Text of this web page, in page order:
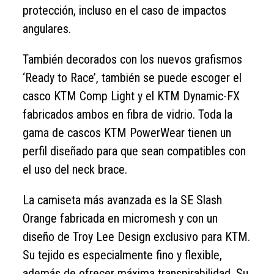
protección, incluso en el caso de impactos
angulares.
También decorados con los nuevos grafismos
‘Ready to Race’, también se puede escoger el
casco KTM Comp Light y el KTM Dynamic-FX
fabricados ambos en fibra de vidrio. Toda la
gama de cascos KTM PowerWear tienen un
perfil diseñado para que sean compatibles con
el uso del neck brace.
La camiseta más avanzada es la SE Slash
Orange fabricada en micromesh y con un
diseño de Troy Lee Design exclusivo para KTM.
Su tejido es especialmente fino y flexible,